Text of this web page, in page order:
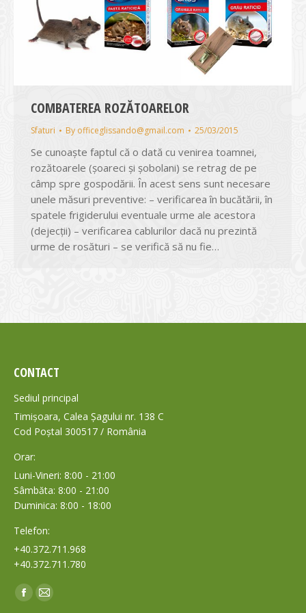
COMBATEREA ROZĂTOARELOR
Sfaturi By officeglissando@gmail.com 25/03/2015
Se cunoaşte faptul că o dată cu venirea toamnei,
rozătoarele (şoareci şi şobolani) se retrag de pe
câmp spre gospodării. În acest sens sunt necesare
unele măsuri preventive: – verificarea în bucătării, în
spatele frigiderului eventuale urme ale acestora
(dejecții) – verificarea cablurilor dacă nu prezintă
urme de rosături – se verifică să nu fie…
CONTACT
Sediul principal
Timișoara, Calea Șagului nr. 138 C
Cod Poștal 300517 / România
Orar:
Luni-Vineri: 8:00 - 21:00
Sâmbăta: 8:00 - 21:00
Duminica: 8:00 - 18:00
Telefon:
+40.372.711.968
+40.372.711.780
Find us on:
Facebook
Mail